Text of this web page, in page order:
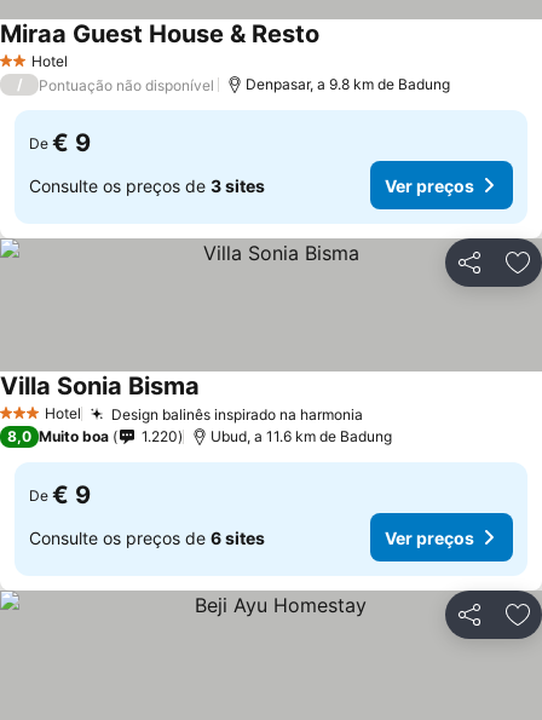
2 Estrelas
Hotel
Miraa Guest House & Resto
/ Pontuação não disponível Denpasar, a 9.8 km de Badung
De € 9
Consulte os preços de 3 sites Ver preços
Partilhar
3 EstrelasHotel Design balinês inspirado na harmonia
Villa Sonia Bisma
8,0 Muito boa 1.220 Ubud, a 11.6 km de Badung
De € 9
Consulte os preços de 6 sites Ver preços
Partilhar